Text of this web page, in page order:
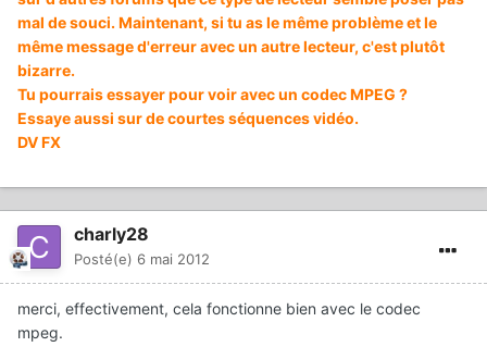
mal de souci. Maintenant, si tu as le même problème et le
même message d'erreur avec un autre lecteur, c'est plutôt
bizarre.
Tu pourrais essayer pour voir avec un codec MPEG ?
Essaye aussi sur de courtes séquences vidéo.
DV FX
charly28
Posté(e) 6 mai 2012
merci, effectivement, cela fonctionne bien avec le codec
mpeg.